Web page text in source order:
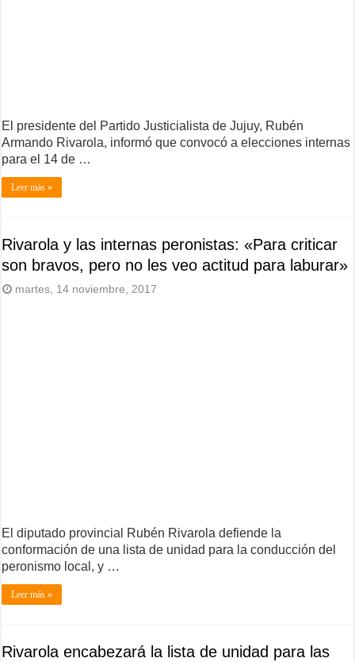
El presidente del Partido Justicialista de Jujuy, Rubén
Armando Rivarola, informó que convocó a elecciones internas
para el 14 de …
Leer más »
Rivarola y las internas peronistas: «Para criticar
son bravos, pero no les veo actitud para laburar»
martes, 14 noviembre, 2017
El diputado provincial Rubén Rivarola defiende la
conformación de una lista de unidad para la conducción del
peronismo local, y …
Leer más »
Rivarola encabezará la lista de unidad para las